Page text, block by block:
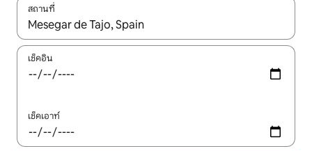
สถานที่
ใช้ลูกศรขึ้นลง หรือใช้การสัมผัสหรือปัด เพื่อสำรวจผลการค้นหา
เช็คอิน
เช็คเอาท์